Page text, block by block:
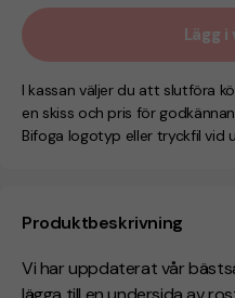
Produktbeskrivning
Vi har uppdaterat vår
Lägg
I kassan väljer du att slutföra
en skiss och pris för
Bifoga logotyp eller tryckfil vid